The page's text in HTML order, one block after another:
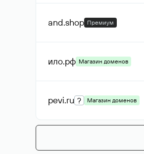
and.shop Премиум
ило.рф Магазин доменов
pevi.ru ? Магазин доменов